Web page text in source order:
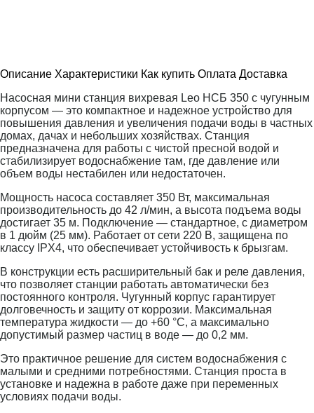
Описание Характеристики Как купить Оплата Доставка
Насосная мини станция вихревая Leo НСБ 350 с чугунным
корпусом — это компактное и надежное устройство для
повышения давления и увеличения подачи воды в частных
домах, дачах и небольших хозяйствах. Станция
предназначена для работы с чистой пресной водой и
стабилизирует водоснабжение там, где давление или
объем воды нестабилен или недостаточен.
Мощность насоса составляет 350 Вт, максимальная
производительность до 42 л/мин, а высота подъема воды
достигает 35 м. Подключение — стандартное, с диаметром
в 1 дюйм (25 мм). Работает от сети 220 В, защищена по
классу IPX4, что обеспечивает устойчивость к брызгам.
В конструкции есть расширительный бак и реле давления,
что позволяет станции работать автоматически без
постоянного контроля. Чугунный корпус гарантирует
долговечность и защиту от коррозии. Максимальная
температура жидкости — до +60 °C, а максимально
допустимый размер частиц в воде — до 0,2 мм.
Это практичное решение для систем водоснабжения с
малыми и средними потребностями. Станция проста в
установке и надежна в работе даже при переменных
условиях подачи воды.